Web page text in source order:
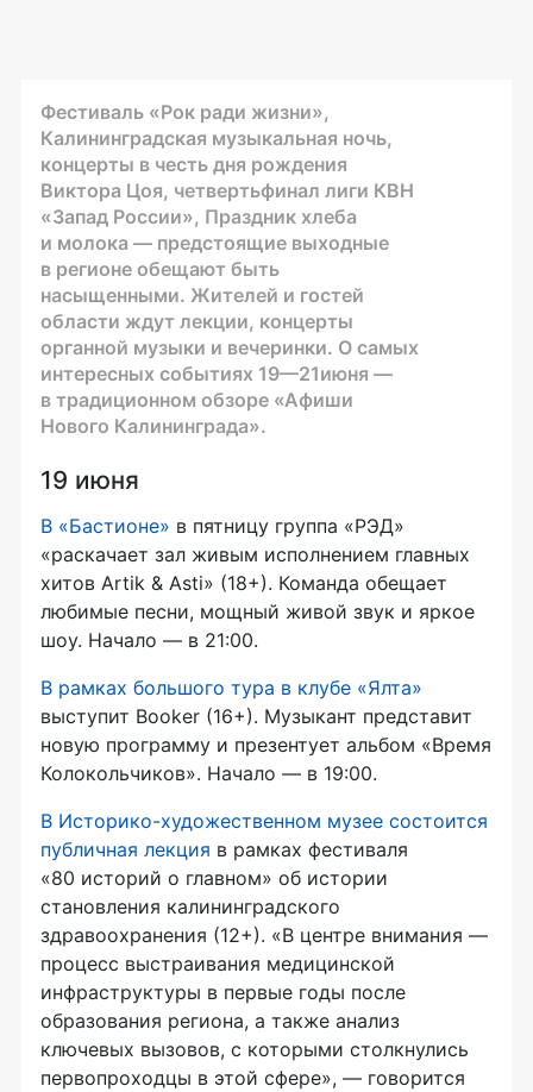
Фестиваль «Рок ради жизни»,
Калининградская музыкальная ночь,
концерты в честь дня рождения
Виктора Цоя, четвертьфинал лиги КВН
«Запад России», Праздник хлеба
и молока — предстоящие выходные
в регионе обещают быть
насыщенными. Жителей и гостей
области ждут лекции, концерты
органной музыки и вечеринки. О самых
интересных событиях 19—21июня —
в традиционном обзоре «Афиши
Нового Калининграда».
19 июня
В «Бастионе» в пятницу группа «РЭД»
«раскачает зал живым исполнением главных
хитов Artik & Asti» (18+). Команда обещает
любимые песни, мощный живой звук и яркое
шоу. Начало — в 21:00.
В рамках большого тура в клубе «Ялта»
выступит Booker (16+). Музыкант представит
новую программу и презентует альбом «Время
Колокольчиков». Начало — в 19:00.
В Историко-художественном музее состоится
публичная лекция в рамках фестиваля
«80 историй о главном» об истории
становления калининградского
здравоохранения (12+). «В центре внимания —
процесс выстраивания медицинской
инфраструктуры в первые годы после
образования региона, а также анализ
ключевых вызовов, с которыми столкнулись
первопроходцы в этой сфере», — говорится